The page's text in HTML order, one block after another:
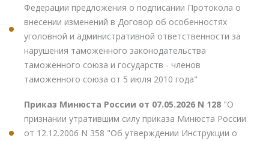
Федерации предложения о подписании Протокола о
внесении изменений в Договор об особенностях
уголовной и административной ответственности за
нарушения таможенного законодательства
таможенного союза и государств - членов
таможенного союза от 5 июля 2010 года"
Приказ Минюста России от 07.05.2026 N 128 "О
признании утратившим силу приказа Минюста России
от 12.12.2006 N 358 "Об утверждении Инструкции о